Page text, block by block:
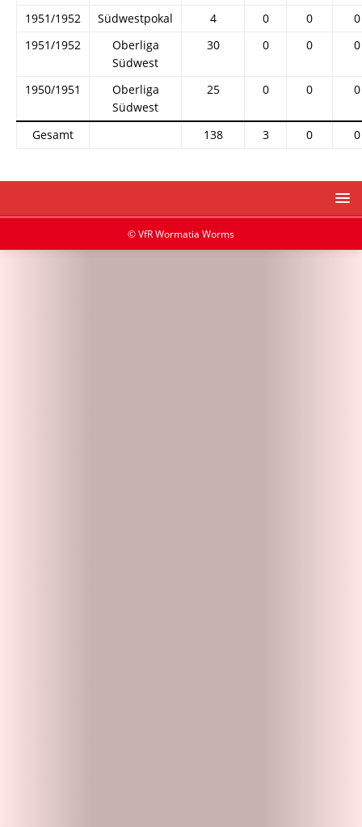
1951/1952 Südwestpokal 4 0 0
0
1951/1952
Oberliga
Südwest
30 0 0 0
1950/1951
Oberliga
Südwest
25 0 0 0
Gesamt 138 3 0 0
© VfR Wormatia Worms